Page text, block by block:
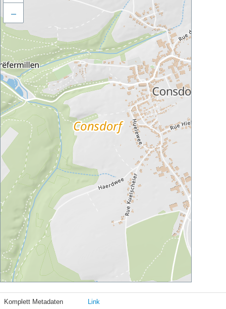
–
Komplett Metadaten Link